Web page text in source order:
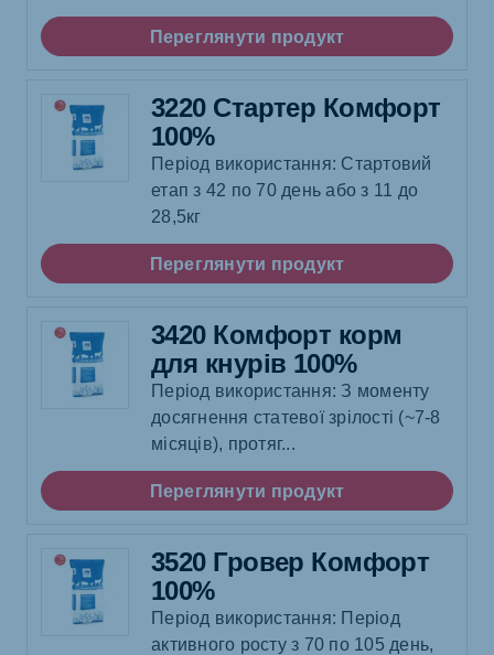
Переглянути продукт
3220 Стартер Комфорт
100%
Період використання: Стартовий
етап з 42 по 70 день або з 11 до
28,5кг
Переглянути продукт
3420 Комфорт корм
для кнурів 100%
Період використання: З моменту
досягнення статевої зрілості (~7-8
місяців), протяг...
Переглянути продукт
3520 Гровер Комфорт
100%
Період використання: Період
активного росту з 70 по 105 день,